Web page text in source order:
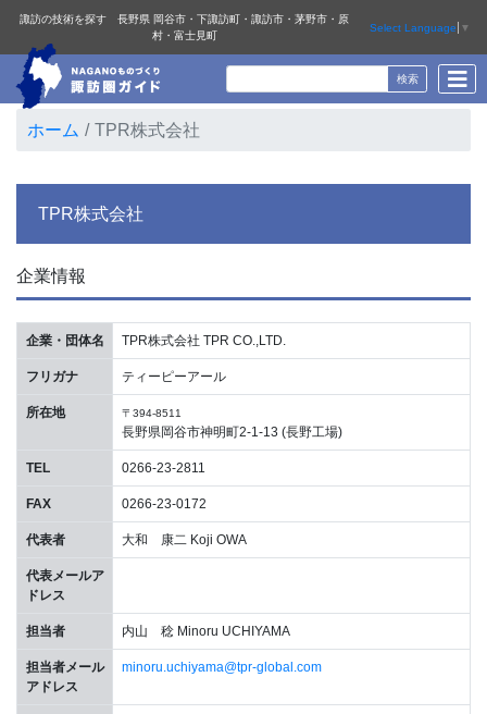
諏訪の技術を探す 長野県 岡谷市・下諏訪町・諏訪市・茅野市・原
村・富士見町
Select Language ▼
ホーム TPR株式会社
TPR株式会社
企業情報
企業・団体名 TPR株式会社 TPR CO.,LTD.
フリガナ ティーピーアール
所在地 〒394-8511
長野県岡谷市神明町2-1-13 (長野工場)
TEL 0266-23-2811
FAX 0266-23-0172
代表者 大和 康二 Koji OWA
代表メールア
ドレス
担当者 内山 稔 Minoru UCHIYAMA
担当者メール
アドレス
minoru.uchiyama@tpr-global.com